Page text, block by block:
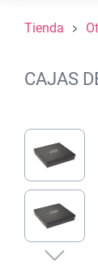
Tienda
CAJAS
Omitir